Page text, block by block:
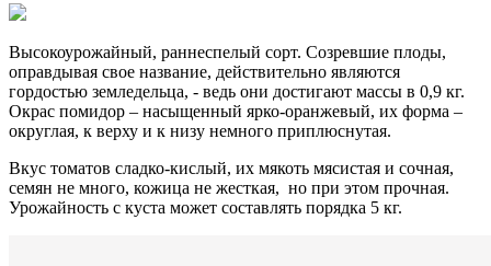
Высокоурожайный, раннеспелый сорт. Созревшие плоды,
оправдывая свое название, действительно являются
гордостью земледельца, - ведь они достигают массы в 0,9 кг.
Окрас помидор – насыщенный ярко-оранжевый, их форма –
округлая, к верху и к низу немного приплюснутая.
Вкус томатов сладко-кислый, их мякоть мясистая и сочная,
семян не много, кожица не жесткая, но при этом прочная.
Урожайность с куста может составлять порядка 5 кг.